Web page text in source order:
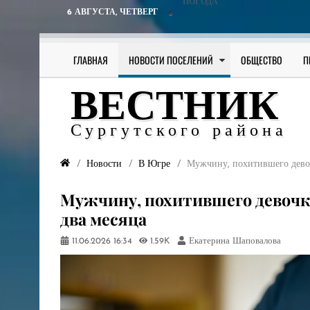
6 АВГУСТА, ЧЕТВЕРГ
ПОГОДА
ГЛАВНАЯ НОВОСТИ ПОСЕЛЕНИЙ ОБЩЕСТВО
ВЕСТНИК
Сургутского района
Новости В Югре Мужчину, похитившего
Мужчину, похитившего
два месяца
11.06.2026 16:34 1.59K Екатерина Шаповалова